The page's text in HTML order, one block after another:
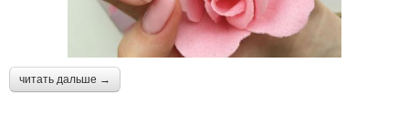
читать дальше →